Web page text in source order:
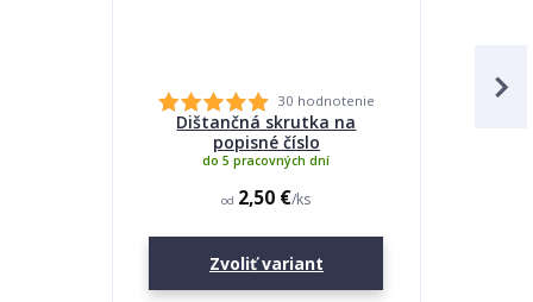
30 hodnotenie
Dištančná skrutka na
popisné číslo
od 2,50 €/ks
do 5 pracovných dní
Zvoliť variant